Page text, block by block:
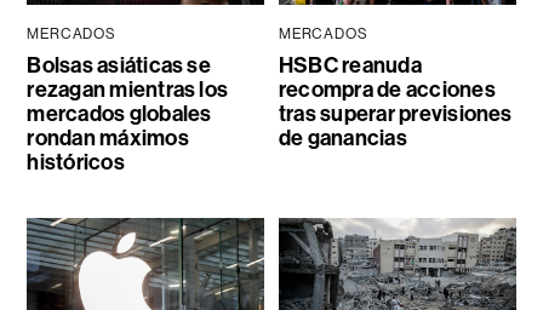
MERCADOS
Bolsas asiáticas se
rezagan mientras los
mercados globales
rondan máximos
históricos
MERCADOS
HSBC reanuda
recompra de acciones
tras superar previsiones
de ganancias